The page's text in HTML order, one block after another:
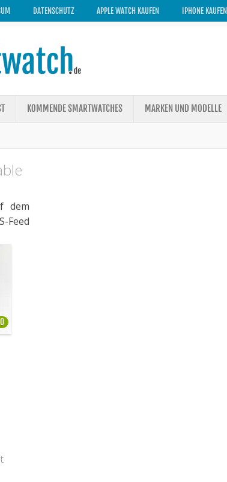
DATENSCHUTZ APPLE WATCH KAUFEN IPHONE KAUFEN
KOMMENDE SMARTWATCHES MARKEN UND MODELLE
dem
Feed
0